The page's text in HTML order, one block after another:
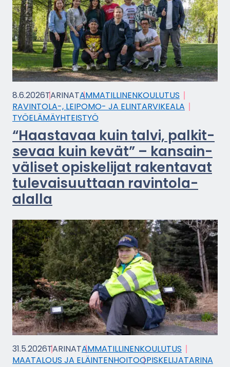
8.6.2026TA­RI­NATAM­MA­TIL­LI­NEN­KOU­LU­TUS
RAVINTOLA-​, LEIPOMO-​ JA ELIN­TAR­VI­KEA­LA
TYÖ­ELÄ­MÄYH­TEIS­TYÖ
“Haas­ta­vaa kuin talvi, pal­kit­
se­vaa kuin kevät” – kan­sain­
vä­li­set opis­ke­li­jat ra­ken­ta­vat
tu­le­vai­suut­taan ravintola-​
alalla
31.5.2026TA­RI­NATAM­MA­TIL­LI­NEN­KOU­LU­TUS
MAA­TA­LOUS JA ELÄIN­TEN­HOI­TOOPIS­KE­LI­JA­TA­RI­NA